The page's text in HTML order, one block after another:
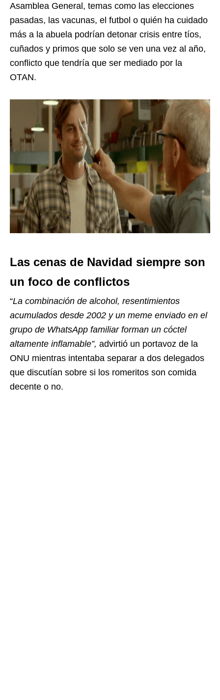
Asamblea General, temas como las elecciones
pasadas, las vacunas, el futbol o quién ha cuidado
más a la abuela podrían detonar crisis entre tíos,
cuñados y primos que solo se ven una vez al año,
conflicto que tendría que ser mediado por la
OTAN.
Las cenas de Navidad siempre son
un foco de conflictos
“La combinación de alcohol, resentimientos
acumulados desde 2002 y un meme enviado en el
grupo de WhatsApp familiar forman un cóctel
altamente inflamable”, advirtió un portavoz de la
ONU mientras intentaba separar a dos delegados
que discutían sobre si los romeritos son comida
decente o no.